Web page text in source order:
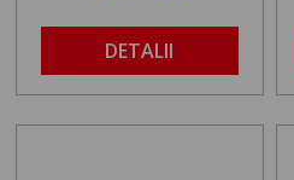
DETALII